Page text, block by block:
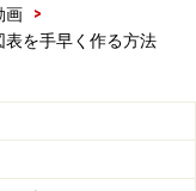
画
>
を手早く作る方法